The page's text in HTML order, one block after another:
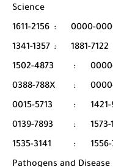
Science
1611-2156 : 0000-
1341-1357 : 1881-7122
1502-4873
:
0388-788X
:
0015-5713
:
0139-7893
: 1573-
1535-3141
:
Pathogens and Disease